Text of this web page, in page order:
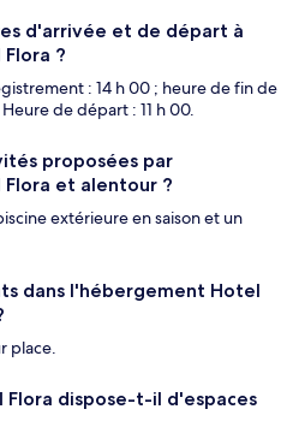
d'arrivée et de départ à
?
: 14 h 00 ; heure de fin de
de départ : 11 h 00.
proposées par
et alentour ?
extérieure en saison et un
dans l'hébergement Hotel
place.
dispose-t-il d'espaces